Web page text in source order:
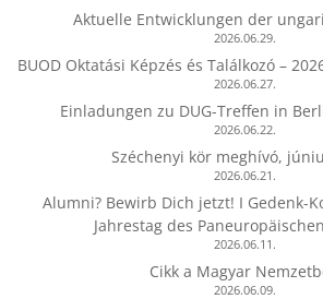
Aktuelle Entwicklungen der
2026.06.29.
BUOD Oktatási Képzés és Találkozó –
2026.06.27.
Einladungen zu DUG-Treffen in
2026.06.22.
Széchenyi kör meghívó,
2026.06.21.
Alumni? Bewirb Dich jetzt! I Gedenk-
Jahrestag des
2026.06.11.
Cikk a Magyar
2026.06.09.